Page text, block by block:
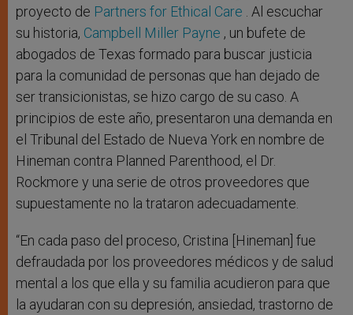
proyecto de Partners for Ethical Care . Al escuchar
su historia, Campbell Miller Payne , un bufete de
abogados de Texas formado para buscar justicia
para la comunidad de personas que han dejado de
ser transicionistas, se hizo cargo de su caso. A
principios de este año, presentaron una demanda en
el Tribunal del Estado de Nueva York en nombre de
Hineman contra Planned Parenthood, el Dr.
Rockmore y una serie de otros proveedores que
supuestamente no la trataron adecuadamente.
“En cada paso del proceso, Cristina [Hineman] fue
defraudada por los proveedores médicos y de salud
mental a los que ella y su familia acudieron para que
la ayudaran con su depresión, ansiedad, trastorno de